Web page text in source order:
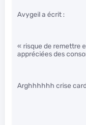
Avygeil a écrit :
« risque de remettre
appréciées des
Arghhhhhh crise